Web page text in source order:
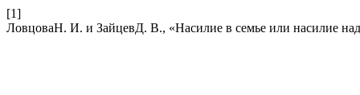
[1]
ЛовцоваН. И. и ЗайцевД. В., «Насилие в семье или насилие